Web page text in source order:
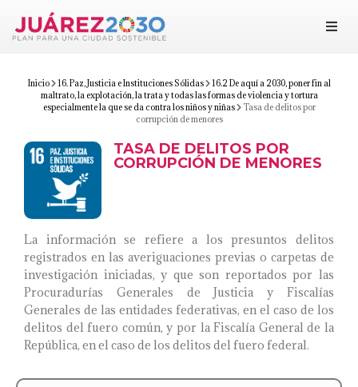
Objetivos
Suma tu esfuerzo
Documentos
Inicio 16. Paz, Justicia e Instituciones Sólidas
16.2 De aquí a 2030, poner fin al
maltrato, la explotación, la trata y todas las formas de violencia y tortura
especialmente la que se da contra los niños y niñas
Tasa de delitos por
corrupción de menores
TASA DE DELITOS POR
CORRUPCIÓN DE MENORES
La información se refiere a los presuntos delitos
registrados en las averiguaciones previas o carpetas de
investigación iniciadas, y que son reportados por las
Procuradurías Generales de Justicia y Fiscalías
Generales de las entidades federativas, en el caso de los
delitos del fuero común, y por la Fiscalía General de la
República, en el caso de los delitos del fuero federal.